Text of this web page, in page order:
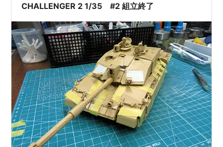
CHALLENGER 2 1/35 #2 組立終了